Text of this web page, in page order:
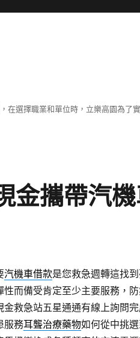
在選擇職業和單位時，立樂高園為了
金攜帶汽
汽機車借款是您救急週轉這找
性而備受肯定至少主要服務，
金救急站五星通通有線上詢問
服務耳聾治療藥物如何從中挑